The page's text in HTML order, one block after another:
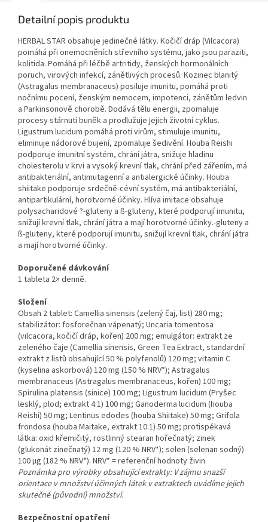
Detailní popis produktu
HERBAL STAR obsahuje jedinečné látky. Kočičí dráp (Vilcacora)
pomáhá při onemocněních střevního systému, jako jsou paraziti,
kolitida. Pomáhá při léčbě artritidy, ženských hormonálních
poruch, virových infekcí, zánětlivých procesů. Kozinec blanitý
(Astragalus membranaceus) posiluje imunitu, pomáhá proti
nočnímu pocení, ženským nemocem, impotenci, zánětům ledvin
a Parkinsonově chorobě. Dodává tělu energii, zpomaluje
procesy stárnutí buněk a prodlužuje jejich životní cyklus.
Ligustrum lucidum pomáhá proti virům, stimuluje imunitu,
eliminuje nádorové bujení, zpomaluje šedivění. Houba Reishi
podporuje imunitní systém, chrání játra, snižuje hladinu
cholesterolu v krvi a vysoký krevní tlak, chrání před zářením, má
antibakteriální, antimutagenní a antialergické účinky. Houba
shiitake podporuje srdečně-cévní systém, má antibakteriální,
antipartikulární, horotvorné účinky. Hlíva imitace obsahuje
polysacharidové ?-gluteny a ß-gluteny, které podporují imunitu,
snižují krevní tlak, chrání játra a mají horotvorné účinky.-gluteny a
ß-gluteny, které podporují imunitu, snižují krevní tlak, chrání játra
a mají horotvorné účinky.
Doporučené dávkování
1 tableta 2× denně.
Složení
Obsah 2 tablet: Camellia sinensis (zelený čaj, list) 280 mg;
stabilizátor: fosforečnan vápenatý; Uncaria tomentosa
(vilcacora, kočičí dráp, kořen) 200 mg; emulgátor: extrakt ze
zeleného čaje (Camellia sinensis, Green Tea Extract, standardní
extrakt z listů obsahující 50 % polyfenolů) 120 mg; vitamin C
(kyselina askorbová) 120 mg (150 % NRV*); Astragalus
membranaceus (Astragalus membranaceus, kořen) 100 mg;
Spirulina platensis (sinice) 100 mg; Ligustrum lucidum (Pryšec
lesklý, plod; extrakt 4:1) 100 mg; Ganoderma lucidum (houba
Reishi) 50 mg; Lentinus edodes (houba Shiitake) 50 mg; Grifola
frondosa (houba Maitake, extrakt 10:1) 50 mg; protispékavá
látka: oxid křemičitý, rostlinný stearan hořečnatý; zinek
(glukonát zinečnatý) 12 mg (120 % NRV*); selen (selenan sodný)
100 µg (182 % NRV*). NRV* = referenční hodnoty živin
Poznámka pro výrobky obsahující extrakty: V zájmu snazší
orientace v množství účinných látek v extraktech uvádíme jejich
skutečné (původní) množství.
Bezpečnostní opatření